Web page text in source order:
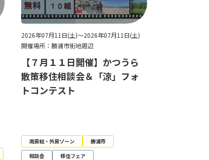
2026年07月11日(土)～2026年07月11日(土)
開催場所：勝浦市街地周辺
【７月１１日開催】かつうら
散策移住相談会＆「涼」フォ
トコンテスト
南房総・外房ゾーン
勝浦市
相談会
移住フェア